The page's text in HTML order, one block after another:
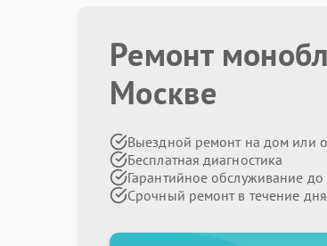
Ремонт
Москве
Выездной ремонт на дом или
Бесплатная диагностика
Гарантийное обслуживание
Срочный ремонт в течение дня